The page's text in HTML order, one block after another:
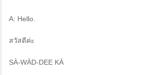
A: Hello.
สวัสดีค่ะ
SÀ-WÀD-DEE KÀ